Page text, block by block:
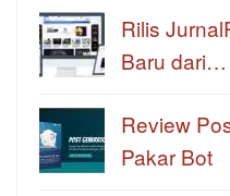
Rilis
Baru dari…
Review
Pakar Bot